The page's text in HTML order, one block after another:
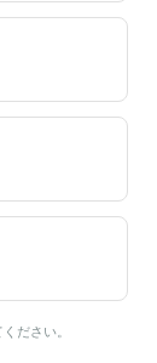
ださい。